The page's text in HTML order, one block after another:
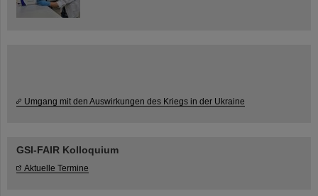
Umgang mit den Auswirkungen des Kriegs in der Ukraine
GSI-FAIR Kolloquium
Aktuelle Termine